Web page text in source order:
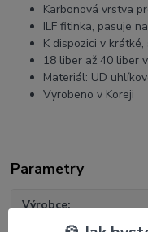
Karbonová vrstva
ILF fitinka, pasuje
K dispozici v
18 liber až 40 liber
Materiál: UD
Vyrobeno v Koreji
Parametry
Výrobce